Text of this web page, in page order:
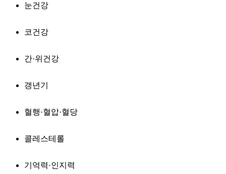
눈건강
코건강
간·위건강
갱년기
혈행·혈압·혈당
콜레스테롤
기억력·인지력